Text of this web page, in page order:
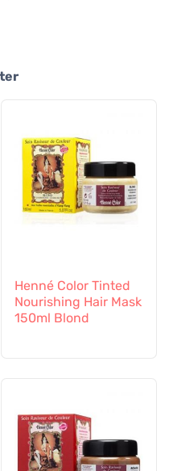
Henné Color Tinted
Nourishing Hair Mask
150ml Blond